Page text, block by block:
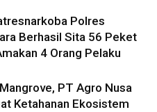
Polres
Berhasil Sita 56 Peket
4 Orang Pelaku
PT Agro Nusa
Ketahanan Ekosistem